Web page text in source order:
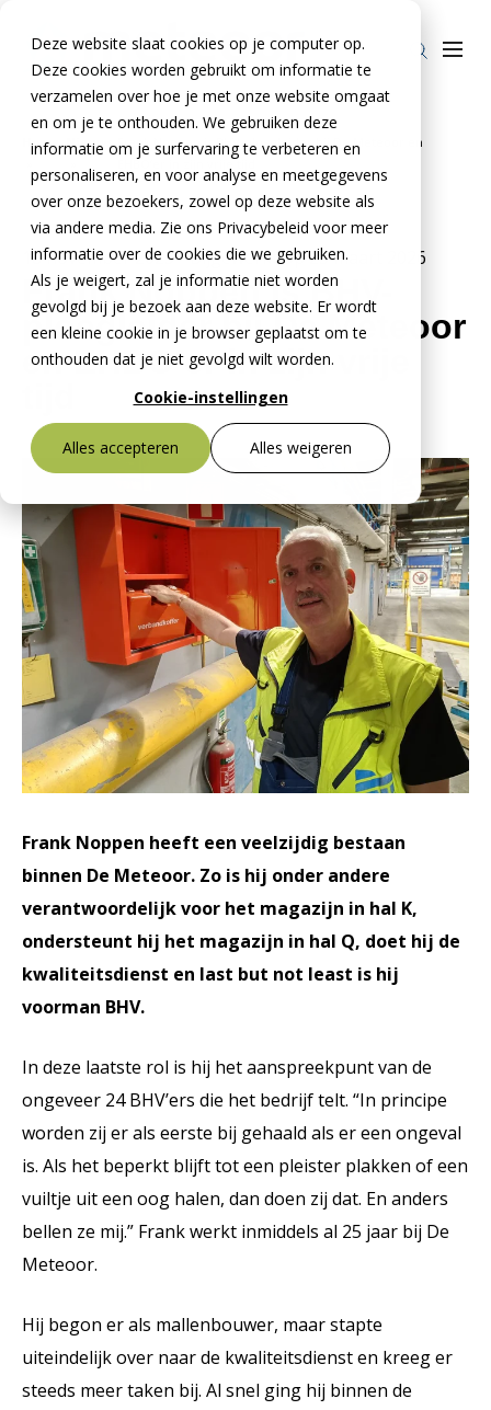
Deze website slaat cookies op je computer op.
Deze cookies worden gebruikt om informatie te
verzamelen over hoe je met onze website omgaat
en om je te onthouden. We gebruiken deze
informatie om je surfervaring te verbeteren en
personaliseren, en voor analyse en meetgegevens
over onze bezoekers, zowel op deze website als
via andere media. Zie ons Privacybeleid voor meer
informatie over de cookies die we gebruiken.
Als je weigert, zal je informatie niet worden
gevolgd bij je bezoek aan deze website. Er wordt
een kleine cookie in je browser geplaatst om te
onthouden dat je niet gevolgd wilt worden.
Cookie-instellingen
Alles accepteren Alles weigeren
Bestekservice Stelcon
Downloads
Werken bij
Producten
Stelcon®
Railcon®
Divicon®
BTE Groep
Onze verhalen
Over ons
Over De Meteoor Beton B.V.
Over Stelcon®
Over Railcon®
Over Divicon®
Medewerkers
Historie
MVO
Veelgestelde vragen
Contact
Contact Stelcon®
Contact Railcon®
Contact Divicon®
Openingstijden
Home Nieuws Frank Noppen is BHV-ploegleider bij De Meteoor en
EHBO’er in zijn vrije tijd
18 november 2025- Bijgewerkt op23 maart 2026
Frank Noppen is BHV-
ploegleider bij De Meteoor
en EHBO’er in zijn vrije
Frank Noppen heeft een veelzijdig bestaan
binnen De Meteoor. Zo is hij onder andere
verantwoordelijk voor het magazijn in hal K,
ondersteunt hij het magazijn in hal Q, doet hij de
kwaliteitsdienst en last but not least is hij
voorman BHV.
In deze laatste rol is hij het aanspreekpunt van de
ongeveer 24 BHV’ers die het bedrijf telt. “In principe
worden zij er als eerste bij gehaald als er een ongeval
is. Als het beperkt blijft tot een pleister plakken of een
vuiltje uit een oog halen, dan doen zij dat. En anders
bellen ze mij.” Frank werkt inmiddels al 25 jaar bij De
Meteoor.
Hij begon er als mallenbouwer, maar stapte
uiteindelijk over naar de kwaliteitsdienst en kreeg er
steeds meer taken bij. Al snel ging hij binnen de